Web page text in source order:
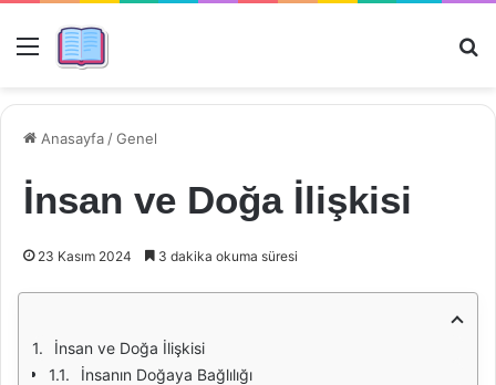
Menü
Anasayfa /Genel
İnsan ve Doğa İlişkisi
23 Kasım 2024 3 dakika okuma süresi
İnsan ve Doğa İlişkisi
İnsanın Doğaya Bağlılığı